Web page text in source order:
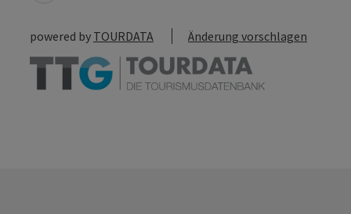
powered by TOURDATA Änderung vorschlagen